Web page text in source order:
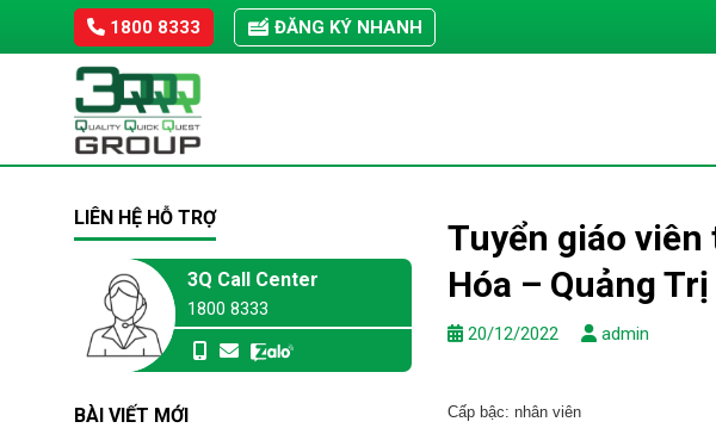
1800 8333 ĐĂNG KÝ NHANH
LIÊN HỆ HỖ TRỢ
3Q Call Center
1800 8333
BÀI VIẾT MỚI
Tuyển giáo
Hóa – Quảng Trị
20/12/2022 admin
Cấp bậc: nhân viên